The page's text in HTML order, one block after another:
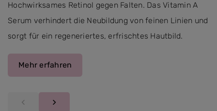
Hochwirksames Retinol gegen Falten. Das Vitamin A
Serum verhindert die Neubildung von feinen Linien und
sorgt für ein regeneriertes, erfrischtes Hautbild.
Mehr erfahren